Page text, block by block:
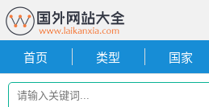
首页 类型 国家